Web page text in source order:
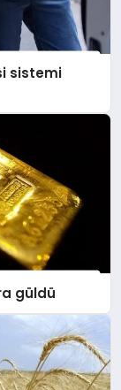
sistemi
güldü